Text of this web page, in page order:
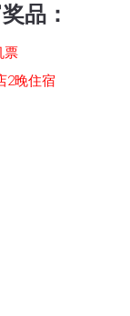
品：
票
2晚住宿